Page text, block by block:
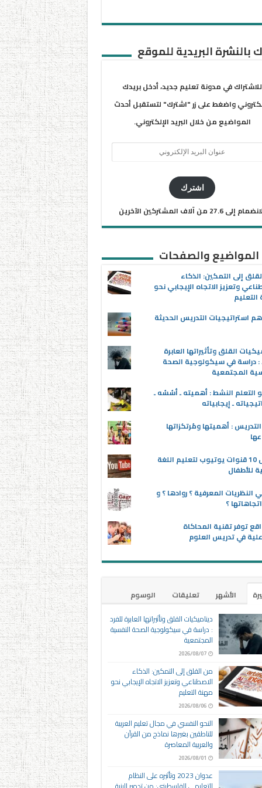
بالنشرة البريدية للموقع
للاشتراك في مدونة تعليم جديد، أدخل بريدك
واضغط على زر "اشترك" لتستقبل أحدث
المواضيع من خلال البريد الإلكتروني.
اشترك
إلى 27.6 من آلاف المشتركين الآخرين
المواضيع والصفحات
إلى التمكين: الذكاء
وتعزيز الاتجاه الإيجابي نحو
استراتيجيات التدريس الحديثة
القلق وتأثيراتها العابرة
: دراسة في سيكولوجية الصحة
المجتمعية
التعلم النشط : أهميته ـ أسُسُه ـ
ـ إيجابياته
: أهميتها ومُرتكزاتها
أفضل 10 قنوات يوتيوب لتعليم اللغة
للأطفال
النظريات المعرفية ؟ روادها ؟ و
؟
توفر تقنية المحاكاة
في تدريس العلوم
الأشهر تعليقات
الوسوم
ديناميكيات القلق وتأثيراتها العابرة للفرد
: دراسة في سيكولوجية الصحة النفسية
المجتمعية
2026/08/07
من القلق إلى التمكين: الذكاء
الاصطناعي وتعزيز الاتجاه الإيجابي نحو
مهنة التعليم
2026/08/06
النحو النفسي في مجال تعليم العربية
للناطقين بغيرها نماذج من القرآن
والعربية المعاصرة
2026/08/01
عدوان 2023 وتأثيره على النظام